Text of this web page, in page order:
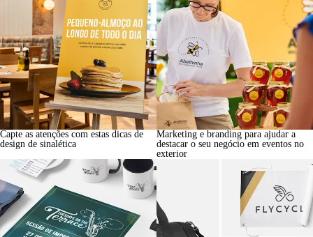
Capte as atenções com estas dicas de
design de sinalética
Marketing e branding para ajudar a
destacar o seu negócio em eventos no
exterior